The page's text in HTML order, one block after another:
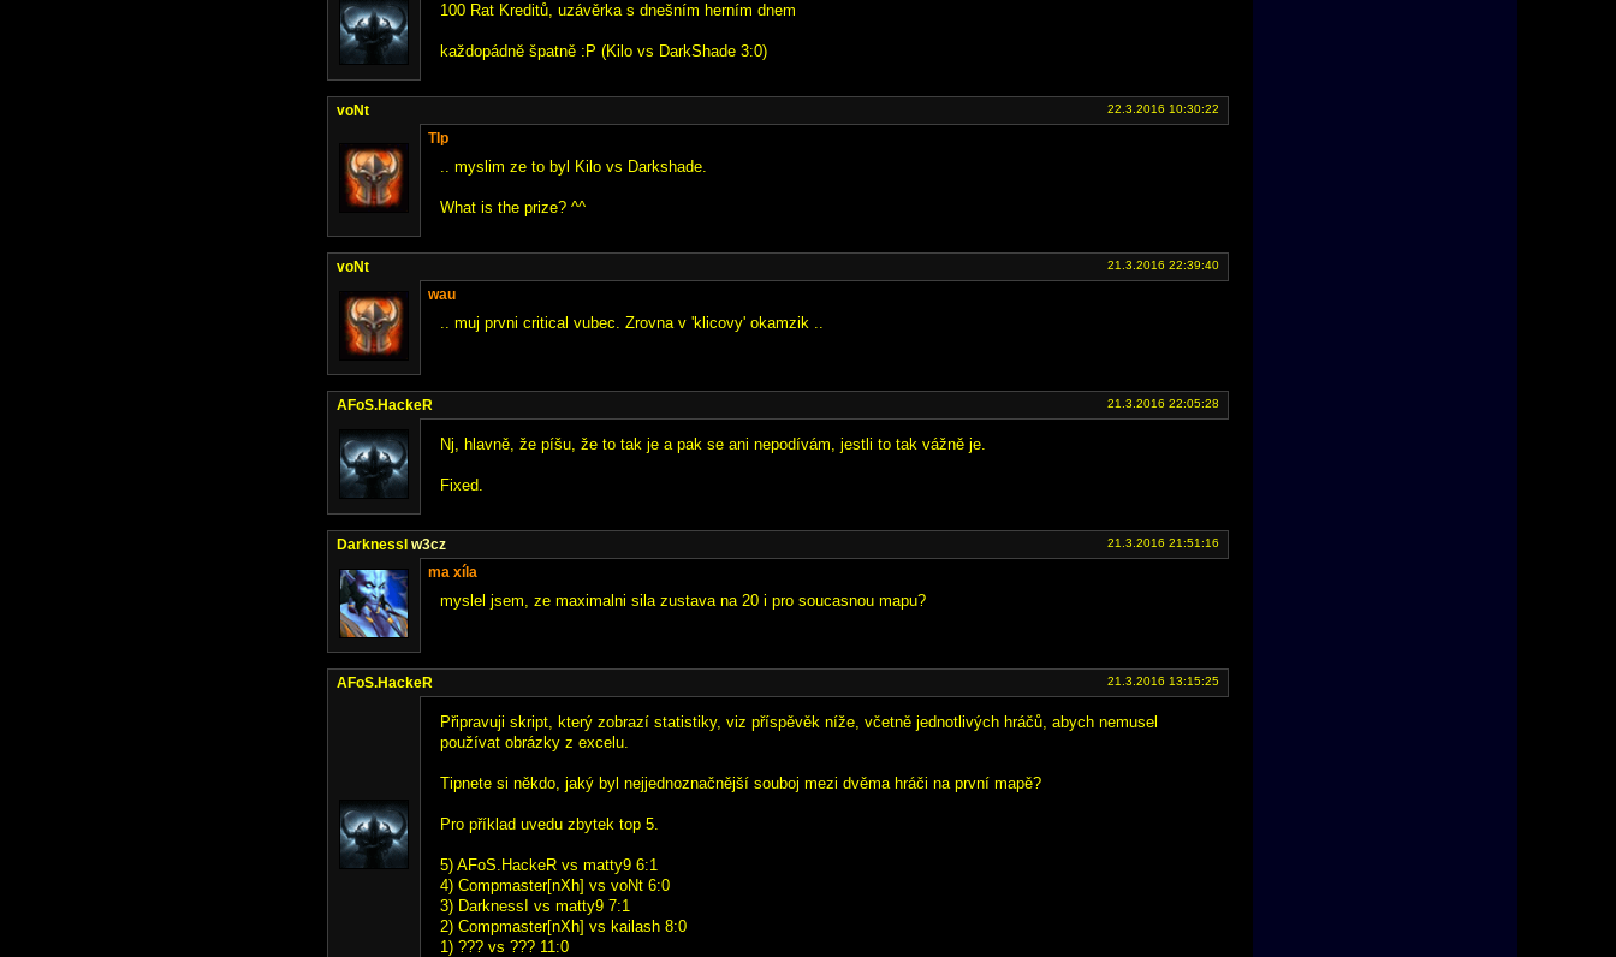
100 Rat Kreditů, uzávěrka s dnešním herním dnem
každopádně špatně :P (Kilo vs DarkShade 3:0)
voNt 22.3.2016 10:30:22
TIp
.. myslim ze to byl Kilo vs Darkshade.
What is the prize? ^^
voNt 21.3.2016 22:39:40
wau
.. muj prvni critical vubec. Zrovna v 'klicovy' okamzik ..
AFoS.HackeR 21.3.2016 22:05:28
Nj, hlavně, že píšu, že to tak je a pak se ani nepodívám, jestli to tak vážně je.
Fixed.
DarknessI w3cz 21.3.2016 21:51:16
ma xíla
myslel jsem, ze maximalni sila zustava na 20 i pro soucasnou mapu?
AFoS.HackeR 21.3.2016 13:15:25
Připravuji skript, který zobrazí statistiky, viz příspěvěk níže, včetně jednotlivých hráčů, abych nemusel
používat obrázky z excelu.
Tipnete si někdo, jaký byl nejjednoznačnější souboj mezi dvěma hráči na první mapě?
Pro příklad uvedu zbytek top 5.
5) AFoS.HackeR vs matty9 6:1
4) Compmaster[nXh] vs voNt 6:0
3) DarknessI vs matty9 7:1
2) Compmaster[nXh] vs kailash 8:0
1) ??? vs ??? 11:0